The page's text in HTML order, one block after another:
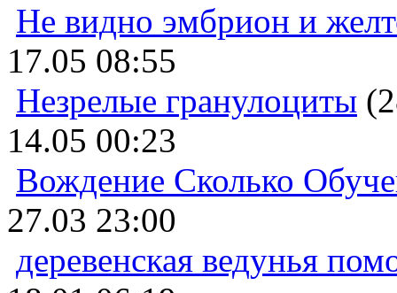
Не видно эмбрион и
17.05 08:55
Незрелые гранулоциты
14.05 00:23
Вождение Сколько
27.03 23:00
деревенская ведунья